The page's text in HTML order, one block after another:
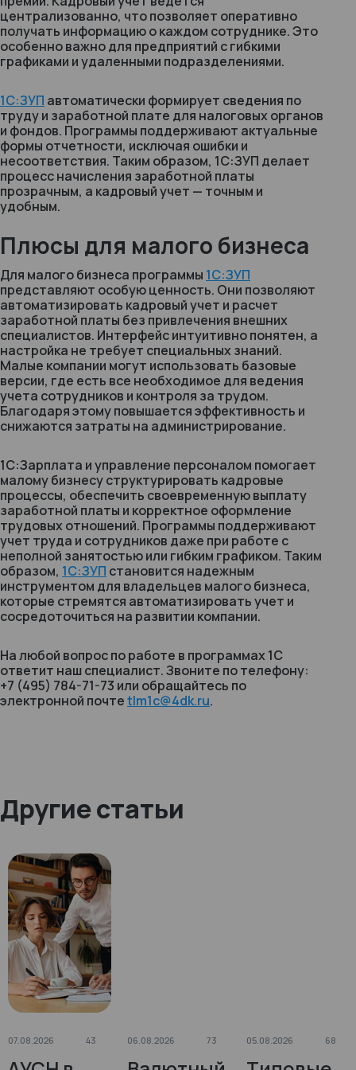
централизованно, что позволяет оперативно
получать информацию о каждом сотруднике. Это
особенно важно для предприятий с гибкими
графиками и удаленными подразделениями.
1С:ЗУП автоматически формирует сведения по
труду и заработной плате для налоговых органов
и фондов. Программы поддерживают актуальные
формы отчетности, исключая ошибки и
несоответствия. Таким образом, 1С:ЗУП делает
процесс начисления заработной платы
прозрачным, а кадровый учет — точным и
удобным.
Плюсы для малого бизнеса
Для малого бизнеса программы 1С:ЗУП
представляют особую ценность. Они позволяют
автоматизировать кадровый учет и расчет
заработной платы без привлечения внешних
специалистов. Интерфейс интуитивно понятен, а
настройка не требует специальных знаний.
Малые компании могут использовать базовые
версии, где есть все необходимое для ведения
учета сотрудников и контроля за трудом.
Благодаря этому повышается эффективность и
снижаются затраты на администрирование.
1С:Зарплата и управление персоналом помогает
малому бизнесу структурировать кадровые
процессы, обеспечить своевременную выплату
заработной платы и корректное оформление
трудовых отношений. Программы поддерживают
учет труда и сотрудников даже при работе с
неполной занятостью или гибким графиком. Таким
образом, 1С:ЗУП становится надежным
инструментом для владельцев малого бизнеса,
которые стремятся автоматизировать учет и
сосредоточиться на развитии компании.
На любой вопрос по работе в программах 1С
ответит наш специалист. Звоните по телефону:
+7 (495) 784-71-73 или обращайтесь по
электронной почтеtlm1c@4dk.ru.
Другие статьи
07.08.2026 43 06.08.2026 73 05.08.2026 68